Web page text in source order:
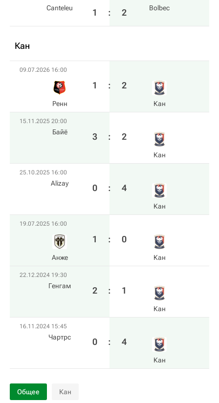
Canteleu 1 : 2 Bolbec
Кан
09.07.2026 16:00
Ренн
1 : 2
Кан
15.11.2025 20:00
Байё 3 : 2
Кан
25.10.2025 16:00
Alizay 0 : 4
Кан
19.07.2025 16:00
Анже
1 : 0
Кан
22.12.2024 19:30
Генгам 2 : 1
Кан
16.11.2024 15:45
Чартрс 0 : 4
Кан
Общее Кан